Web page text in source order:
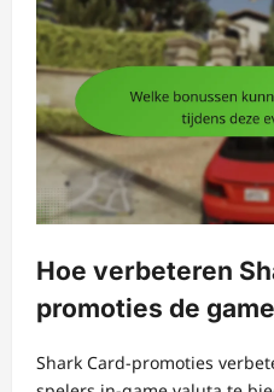
Hoe verbeteren
promoties de
Shark Card-promoties